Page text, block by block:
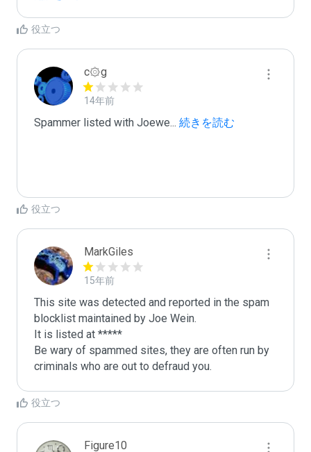
役立つ
c۞g
14年前
Spammer listed with Joewe... 続きを読む
役立つ
MarkGiles
15年前
This site was detected and reported in the spam
blocklist maintained by Joe Wein.
It is listed at *****
Be wary of spammed sites, they are often run by
criminals who are out to defraud you.
役立つ
Figure10